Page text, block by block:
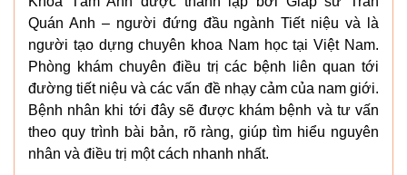
Quán Anh – người đứng đầu ngành Tiết niệu và là
người tạo dựng chuyên khoa Nam học tại Việt Nam.
Phòng khám chuyên điều trị các bệnh liên quan tới
đường tiết niệu và các vấn đề nhạy cảm của nam giới.
Bệnh nhân khi tới đây sẽ được khám bệnh và tư vấn
theo quy trình bài bản, rõ ràng, giúp tìm hiểu nguyên
nhân và điều trị một cách nhanh nhất.